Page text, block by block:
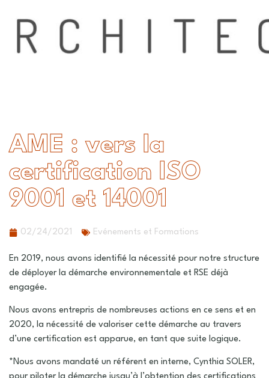
AME : vers la
certification ISO
9001 et 14001
02/24/2021 Evénements et Formations
En 2019, nous avons identifié la nécessité pour notre structure
de déployer la démarche environnementale et RSE déjà
engagée.
Nous avons entrepris de nombreuses actions en ce sens et en
2020, la nécessité de valoriser cette démarche au travers
d’une certification est apparue, en tant que suite logique.
*Nous avons mandaté un référent en interne, Cynthia SOLER,